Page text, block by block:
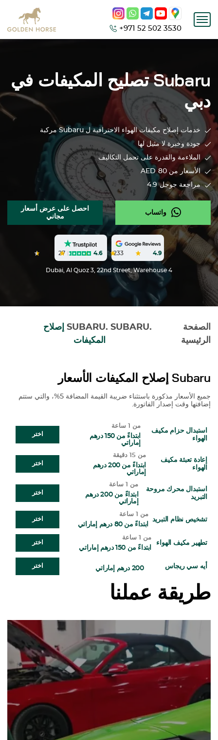
+971 52 502 3530
Subaruتصليح المكيفات في
دبي
خدمات إصلاح مكيفات الهواء الاحترافية لSubaruمركبة
جودة وخبرة لا مثيل لها
الملاءمة والقدرة على تحمل التكاليف
الأسعار من 80
AED
مراجعة جوجل 4.9
واتساب
احصل على عرض أسعار
مجاني
4.9
233
4.6
27
Dubai, Al Quoz 3, 22nd Street, Warehouse 4
الصفحة
الرئيسية
.
SUBARU
.
SUBARU إصلاح
المكيفات
Subaru إصلاح المكيفات الأسعار
جميع الأسعار مذكورة باستثناء ضريبة القيمة المضافة 5%، والتي ستتم
إضافتها وقت إصدار الفاتورة.
استبدال حزام مكيف
الهواء
من 1 ساعة
ابتداءً من 150 درهم
إماراتي
اختر
إعادة تعبئة مكيف
الهواء
من 15 دقيقة
ابتداءً من 200 درهم
إماراتي
اختر
استبدال محرك مروحة
التبريد
من 1 ساعة
ابتداءً من 200 درهم
إماراتي
اختر
تشخيص نظام التبريد
من 1 ساعة
ابتداءً من 80 درهم إماراتي
اختر
تطهير مكيف الهواء
من 1 ساعة
ابتداءً من 150 درهم إماراتي
اختر
أيه سي ريجاس 200 درهم إماراتي اختر
طريقة عملنا